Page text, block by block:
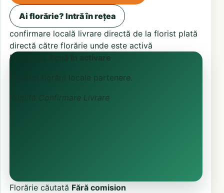
Ai florărie? Intră în rețea
confirmare locală livrare directă de la florist plată
directă către florărie unde este activă
ProFlorist
Zonă în activare
Căutăm florării locale partenere.
Confirmare Livrare
Florărie căutată Fără comision